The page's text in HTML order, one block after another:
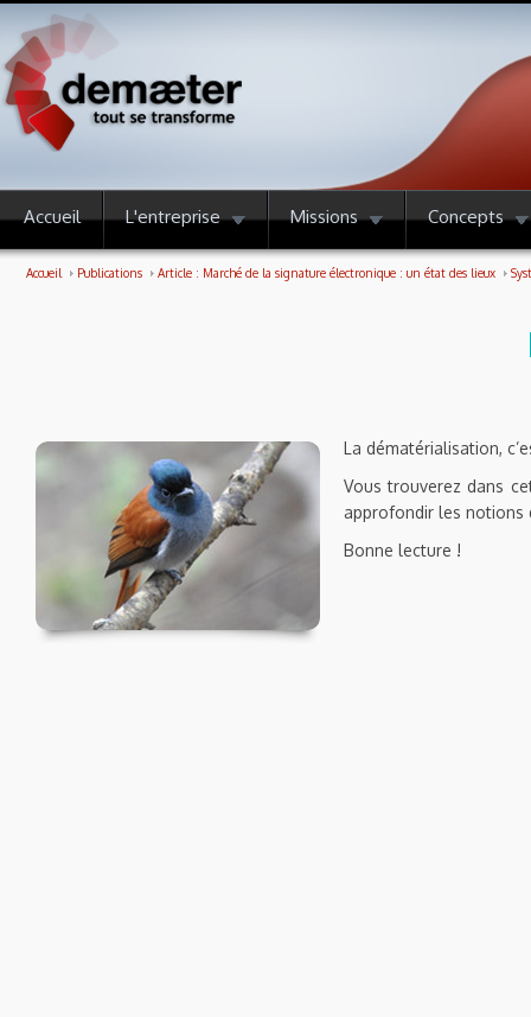
Accueil L'entreprise Missions Concepts
Accueil Publications Article : Marché de la signature électronique : un état des lieux
La dématérialisation,
Vous trouverez dans
approfondir les notions
Bonne lecture !